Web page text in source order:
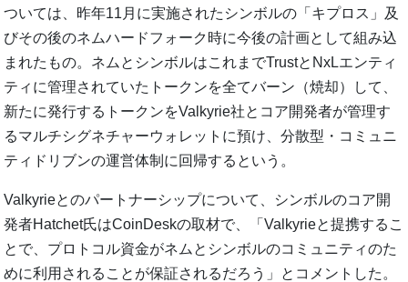
ついては、昨年11月に実施されたシンボルの「キプロス」及
びその後のネムハードフォーク時に今後の計画として組み込
まれたもの。ネムとシンボルはこれまでTrustとNxLエンティ
ティに管理されていたトークンを全てバーン（焼却）して、
新たに発行するトークンをValkyrie社とコア開発者が管理す
るマルチシグネチャーウォレットに預け、分散型・コミュニ
ティドリブンの運営体制に回帰するという。
Valkyrieとのパートナーシップについて、シンボルのコア開
発者Hatchet氏はCoinDeskの取材で、「Valkyrieと提携するこ
とで、プロトコル資金がネムとシンボルのコミュニティのた
めに利用されることが保証されるだろう」とコメントした。